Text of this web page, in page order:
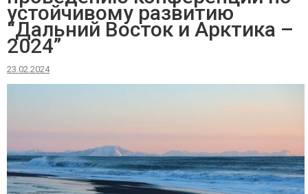
устойчивому развитию
“Дальний Восток и Арктика –
2024”
23.02.2024